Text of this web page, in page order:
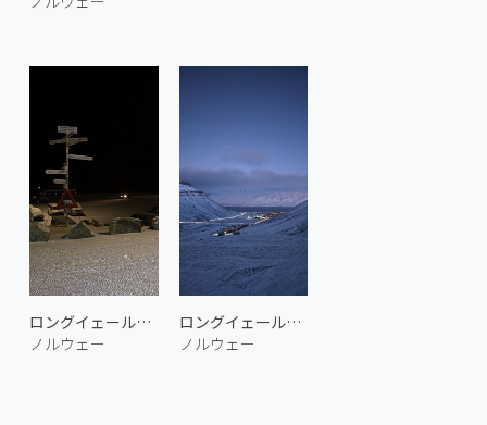
ロングイェールビーンのスヴァールバル空港
ノルウェー
ロングイェールビーン 2
ノルウェー